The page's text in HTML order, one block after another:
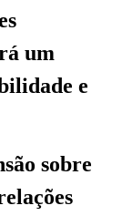
um
e
sobre